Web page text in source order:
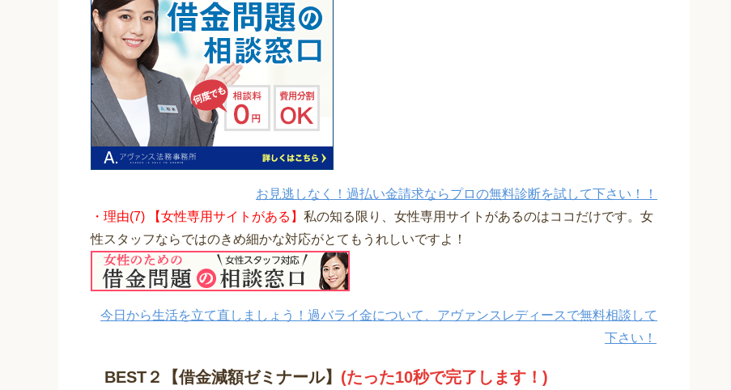
お見逃しなく！過払い金請求ならプロの無料診断を試して下さい！！
・理由(7) 【女性専用サイトがある】 私の知る限り、女性専用サイトがあるのはココだけです。女
性スタッフならではのきめ細かな対応がとてもうれしいですよ！
今日から生活を立て直しましょう！過バライ金について、アヴァンスレディースで無料相談して
下さい！
BEST２【借金減額ゼミナール】 (たった10秒で完了します！)